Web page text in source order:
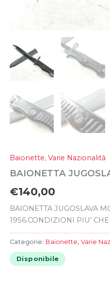
Baionette, Varie Nazionalità
BAIONETTA
€140,00
BAIONETTA JUGOSLAVA
1956.CONDIZIONI PIU’
Categorie: Baionette, Varie
Disponibile